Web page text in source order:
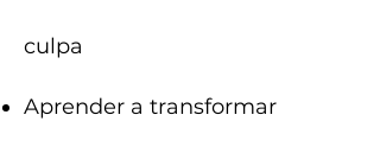
culpa
Aprender a transformar